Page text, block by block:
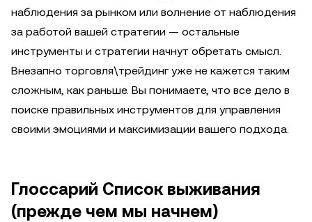
наблюдения за рынком или волнение от наблюдения
за работой вашей стратегии — остальные
инструменты и стратегии начнут обретать смысл.
Внезапно торговля\трейдинг уже не кажется таким
сложным, как раньше. Вы понимаете, что все дело в
поиске правильных инструментов для управления
своими эмоциями и максимизации вашего подхода.
Глоссарий Список выживания
(прежде чем мы начнем)